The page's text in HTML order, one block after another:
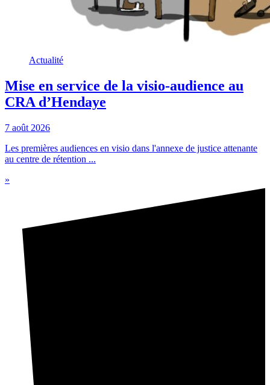
Actualité
Mise en service de la visio-audience au
CRA d’Hendaye
7 août 2026
Les premières audiences en visio dans l'annexe de justice attenante
au centre de rétention ...
»